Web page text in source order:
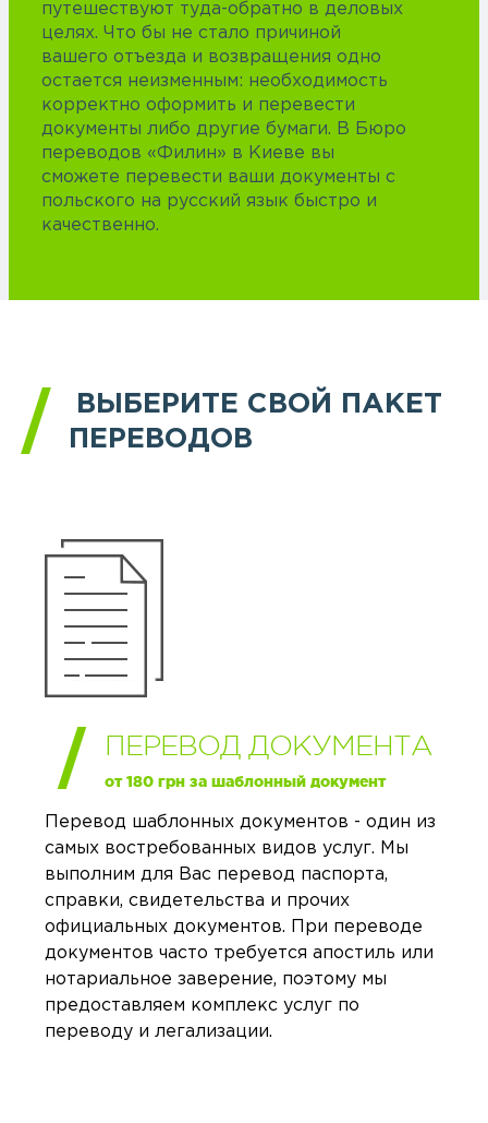
путешествуют туда-обратно в деловых
целях. Что бы не стало причиной
вашего отъезда и возвращения одно
остается неизменным: необходимость
корректно оформить и перевести
документы либо другие бумаги. В Бюро
переводов «Филин» в Киеве вы
сможете перевести ваши документы с
польского на русский язык быстро и
качественно.
ВЫБЕРИТЕ СВОЙ ПАКЕТ
ПЕРЕВОДОВ
ПЕРЕВОД ДОКУМЕНТА
от 180 грн за шаблонный документ
Перевод шаблонных документов - один из
самых востребованных видов услуг. Мы
выполним для Вас перевод паспорта,
справки, свидетельства и прочих
официальных документов. При переводе
документов часто требуется апостиль или
нотариальное заверение, поэтому мы
предоставляем комплекс услуг по
переводу и легализации.